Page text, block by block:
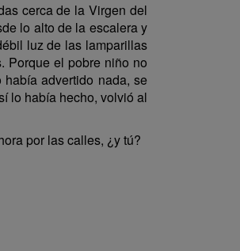
cerca de la Virgen del
lo alto de la escalera y
luz de las lamparillas
Porque el pobre niño no
advertido nada, se
lo había hecho, volvió al
por las calles, ¿y tú?